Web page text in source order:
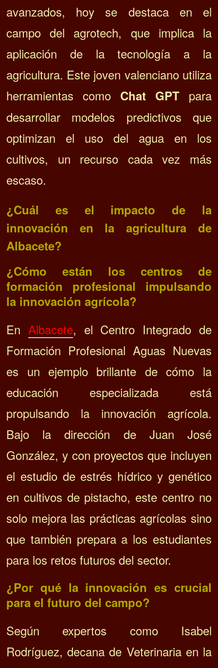
avanzados, hoy se destaca en el
campo del agrotech, que implica la
aplicación de la tecnología a la
agricultura. Este joven valenciano utiliza
herramientas como Chat GPTpara
desarrollar modelos predictivos que
optimizan el uso del agua en los
cultivos, un recurso cada vez más
escaso.
¿Cuál es el impacto de la
innovación en la agricultura de
Albacete?
¿Cómo están los centros de
formación profesional impulsando
la innovación agrícola?
EnAlbacete, el Centro Integrado de
Formación Profesional Aguas Nuevas
es un ejemplo brillante de cómo la
educación especializada está
propulsando la innovación agrícola.
Bajo la dirección de Juan José
González, y con proyectos que incluyen
el estudio de estrés hídrico y genético
en cultivos de pistacho, este centro no
solo mejora las prácticas agrícolas sino
que también prepara a los estudiantes
para los retos futuros del sector.
¿Por qué la innovación es crucial
para el futuro del campo?
Según expertos como Isabel
Rodríguez, decana de Veterinaria en la